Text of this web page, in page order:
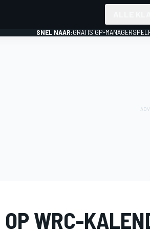
SNEL NAAR:GRATIS GP-MANAGERSPEL
WRC-